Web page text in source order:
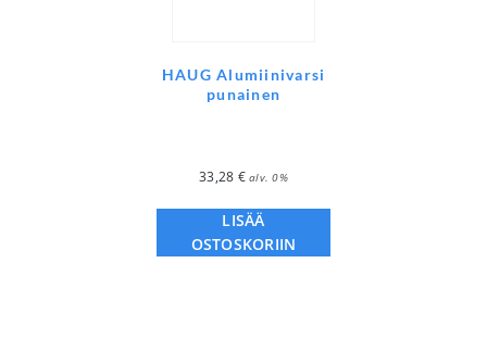
HAUG Alumiinivarsi
punainen
33,28 € alv. 0%
LISÄÄ
OSTOSKORIIN